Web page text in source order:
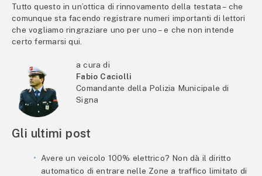
Tutto questo in un’ottica di rinnovamento della testata – che
comunque sta facendo registrare numeri importanti di lettori
che vogliamo ringraziare uno per uno – e che non intende
certo fermarsi qui.
a cura di
Fabio Caciolli
Comandante della Polizia Municipale di
Signa
Gli ultimi post
Avere un veicolo 100% elettrico? Non dà il diritto
automatico di entrare nelle Zone a traffico limitato di